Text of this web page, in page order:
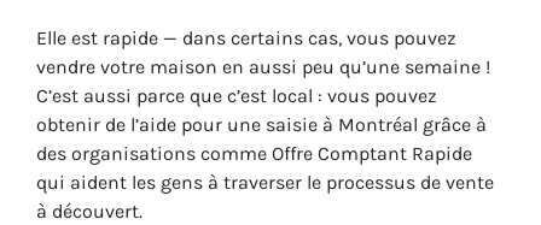
Elle est rapide — dans certains cas, vous pouvez
vendre votre maison en aussi peu qu’une semaine !
C’est aussi parce que c’est local : vous pouvez
obtenir de l’aide pour une saisie à Montréal grâce à
des organisations comme Offre Comptant Rapide
qui aident les gens à traverser le processus de vente
à découvert.